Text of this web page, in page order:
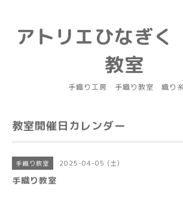
アトリエひなぎ
教室
手織り工房 手織り教室 織り
教室開催日カレンダー
手織り教室 2025-04-05 (土)
手織り教室